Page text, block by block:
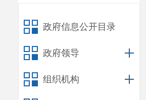
政府信息公开目录
政府领导
组织机构